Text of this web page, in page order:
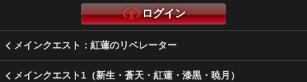
ログイン
メインクエスト：紅蓮のリベレーター
メインクエスト1（新生・蒼天・紅蓮・漆黒・暁月）